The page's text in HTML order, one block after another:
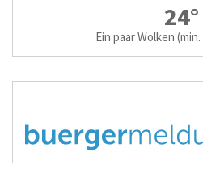
24°
Ein paar Wolken (min.